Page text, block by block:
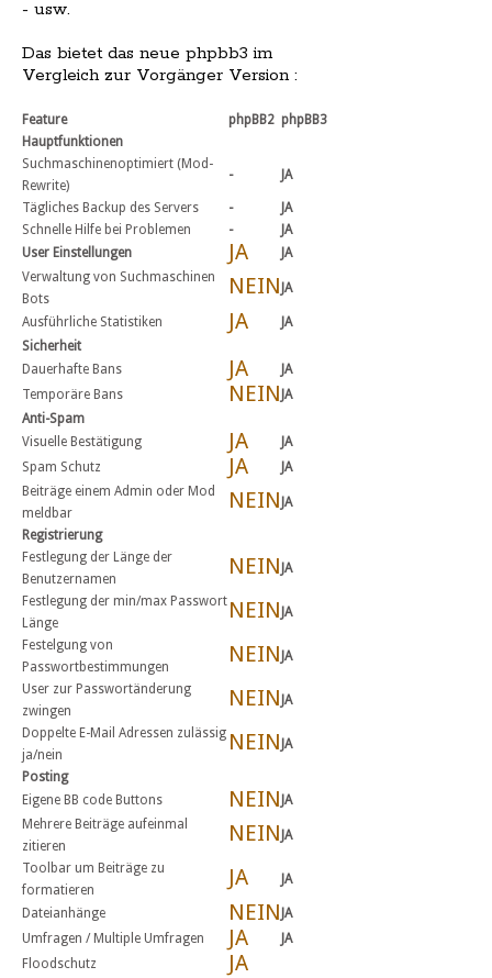
- usw.
Das bietet das neue phpbb3 im
Vergleich zur Vorgänger Version :
Feature phpBB2 phpBB3
Hauptfunktionen
Suchmaschinenoptimiert (Mod-
Rewrite)
- JA
Tägliches Backup des Servers -
JA
Schnelle Hilfe bei Problemen
-
JA
User Einstellungen
JA
JA
Verwaltung von Suchmaschinen
Bots
NEIN JA
Ausführliche Statistiken JA
JA
Sicherheit
Dauerhafte Bans
JA
JA
Temporäre Bans
NEIN JA
Anti-Spam
Visuelle Bestätigung
JA
JA
Spam Schutz
JA
JA
Beiträge einem Admin oder Mod
meldbar
NEIN JA
Registrierung
Festlegung der Länge der
Benutzernamen
NEIN JA
Festlegung der min/max Passwort
Länge
NEIN JA
Festelgung von
Passwortbestimmungen
NEIN JA
User zur Passwortänderung
zwingen
NEIN JA
Doppelte E-Mail Adressen zulässig
ja/nein
NEIN JA
Posting
Eigene BB code Buttons
NEIN JA
Mehrere Beiträge aufeinmal
zitieren
NEIN JA
Toolbar um Beiträge zu
formatieren
JA JA
Dateianhänge NEIN JA
Umfragen / Multiple Umfragen
JA
JA
Floodschutz
JA